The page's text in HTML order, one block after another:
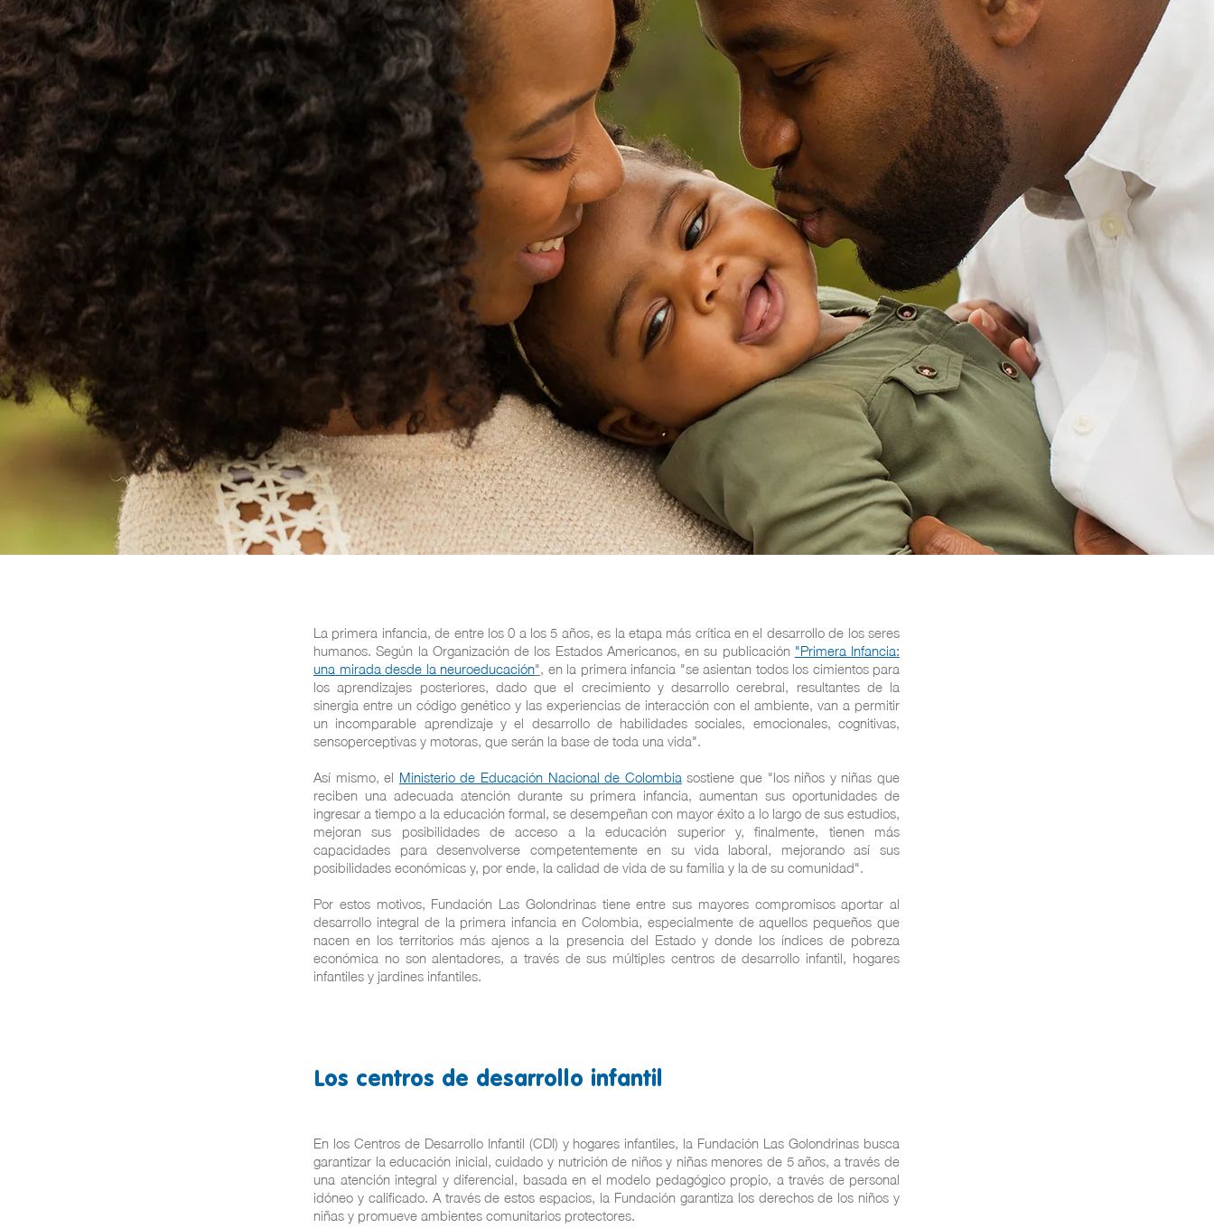
La primera infancia, de entre los 0 a los 5 años, es la etapa más crítica en el desarrollo de los seres
humanos. Según la Organización de los Estados Americanos, en su publicación "Primera Infancia:
una mirada desde la neuroeducación", en la primera infancia "se asientan todos los cimientos para
los aprendizajes posteriores, dado que el crecimiento y desarrollo cerebral, resultantes de la
sinergia entre un código genético y las experiencias de interacción con el ambiente, van a permitir
un incomparable aprendizaje y el desarrollo de habilidades sociales, emocionales, cognitivas,
sensoperceptivas y motoras, que serán la base de toda una vida".
Así mismo, el Ministerio de Educación Nacional de Colombiasostiene que "los niños y niñas que
reciben una adecuada atención durante su primera infancia, aumentan sus oportunidades de
ingresar a tiempo a la educación formal, se desempeñan con mayor éxito a lo largo de sus estudios,
mejoran sus posibilidades de acceso a la educación superior y, finalmente, tienen más
capacidades para desenvolverse competentemente en su vida laboral, mejorando así sus
posibilidades económicas y, por ende, la calidad de vida de su familia y la de su comunidad".
Por estos motivos, Fundación Las Golondrinas tiene entre sus mayores compromisos aportar al
desarrollo integral de la primera infancia en Colombia, especialmente de aquellos pequeños que
nacen en los territorios más ajenos a la presencia del Estado y donde los índices de pobreza
económica no son alentadores, a través de sus múltiples centros de desarrollo infantil, hogares
infantiles y jardines infantiles.
Los centros de desarrollo infantil
En los Centros de Desarrollo Infantil (CDI) y hogares infantiles, la Fundación Las Golondrinas busca
garantizar la educación inicial, cuidado y nutrición de niños y niñas menores de 5 años, a través de
una atención integral y diferencial, basada en el modelo pedagógico propio, a través de personal
idóneo y calificado. A través de estos espacios, la Fundación garantiza los derechos de los niños y
niñas y promueve ambientes comunitarios protectores.